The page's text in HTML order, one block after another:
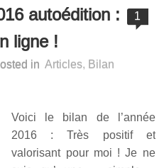
autoédition :
ligne !
in Articles, Bilan
1
Voici le bilan de l’année
2016 : Très positif et
valorisant pour moi ! Je ne